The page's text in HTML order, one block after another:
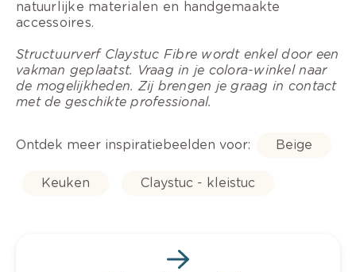
natuurlijke materialen en handgemaakte
accessoires.
Structuurverf Claystuc Fibre wordt enkel door een
vakman geplaatst. Vraag in je colora-winkel naar
de mogelijkheden. Zij brengen je graag in contact
met de geschikte professional.
Ontdek meer inspiratiebeelden voor: Beige
Keuken Claystuc - kleistuc